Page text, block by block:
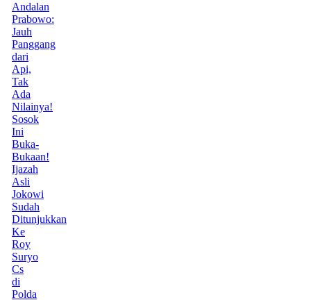
Andalan
Prabowo:
Jauh
Panggang
dari
Api,
Tak
Ada
Nilainya!
Sosok
Ini
Buka-
Bukaan!
Ijazah
Asli
Jokowi
Sudah
Ditunjukkan
Ke
Roy
Suryo
Cs
di
Polda